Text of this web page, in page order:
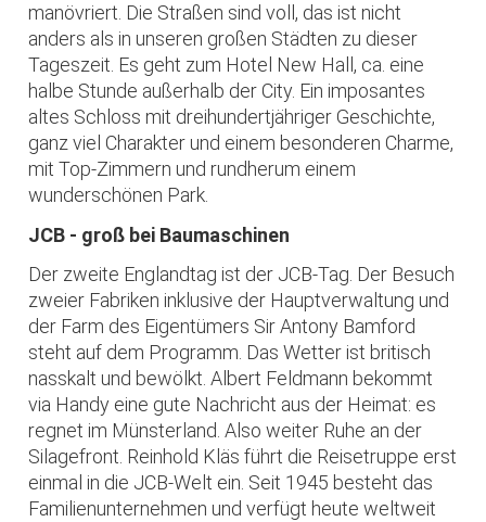
manövriert. Die Straßen sind voll, das ist nicht
anders als in unseren großen Städten zu dieser
Tageszeit. Es geht zum Hotel New Hall, ca. eine
halbe Stunde außerhalb der City. Ein imposantes
altes Schloss mit dreihundertjähriger Geschichte,
ganz viel Charakter und einem besonderen Charme,
mit Top-Zimmern und rundherum einem
wunderschönen Park.
JCB - groß bei Baumaschinen
Der zweite Englandtag ist der JCB-Tag. Der Besuch
zweier Fabriken inklusive der Hauptverwaltung und
der Farm des Eigentümers Sir Antony Bamford
steht auf dem Programm. Das Wetter ist britisch
nasskalt und bewölkt. Albert Feldmann bekommt
via Handy eine gute Nachricht aus der Heimat: es
regnet im Münsterland. Also weiter Ruhe an der
Silagefront. Reinhold Kläs führt die Reisetruppe erst
einmal in die JCB-Welt ein. Seit 1945 besteht das
Familienunternehmen und verfügt heute weltweit